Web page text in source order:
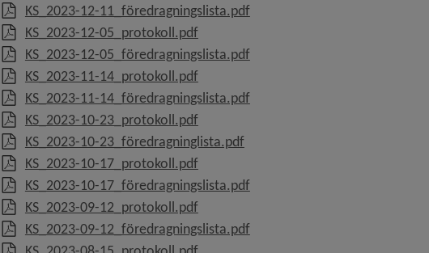
KS_2023-12-11_föredragningslista.pdf, 83 kB, öppnas i nytt fönster.
KS_2023-12-05_protokoll.pdf, 463 kB, öppnas i nytt fönster.
KS_2023-12-05_föredragningslista.pdf, 111.3 kB, öppnas i nytt fönster.
KS_2023-11-14_protokoll.pdf, 544.9 kB, öppnas i nytt fönster.
KS_2023-11-14_föredragningslista.pdf, 119.6 kB, öppnas i nytt fönster.
KS_2023-10-23_protokoll.pdf, 205.1 kB, öppnas i nytt fönster.
KS_2023-10-23_föredragninglista.pdf, 85.6 kB, öppnas i nytt fönster.
KS_2023-10-17_protokoll.pdf, 326.5 kB, öppnas i nytt fönster.
KS_2023-10-17_föredragningslista.pdf, 112.3 kB, öppnas i nytt fönster.
KS_2023-09-12_protokoll.pdf, 411.9 kB, öppnas i nytt fönster.
KS_2023-09-12_föredragningslista.pdf, 121.1 kB, öppnas i nytt fönster.